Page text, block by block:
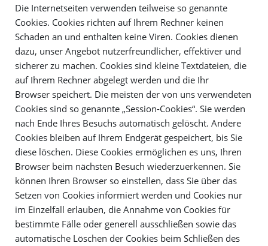
Die Internetseiten verwenden teilweise so genannte
Cookies. Cookies richten auf Ihrem Rechner keinen
Schaden an und enthalten keine Viren. Cookies dienen
dazu, unser Angebot nutzerfreundlicher, effektiver und
sicherer zu machen. Cookies sind kleine Textdateien, die
auf Ihrem Rechner abgelegt werden und die Ihr
Browser speichert. Die meisten der von uns verwendeten
Cookies sind so genannte „Session-Cookies“. Sie werden
nach Ende Ihres Besuchs automatisch gelöscht. Andere
Cookies bleiben auf Ihrem Endgerät gespeichert, bis Sie
diese löschen. Diese Cookies ermöglichen es uns, Ihren
Browser beim nächsten Besuch wiederzuerkennen. Sie
können Ihren Browser so einstellen, dass Sie über das
Setzen von Cookies informiert werden und Cookies nur
im Einzelfall erlauben, die Annahme von Cookies für
bestimmte Fälle oder generell ausschließen sowie das
automatische Löschen der Cookies beim Schließen des